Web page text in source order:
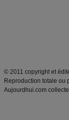
© 2011 copyright et
Reproduction totale ou
Aujourdhui.com